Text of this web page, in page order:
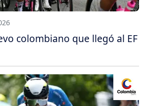
colombiano que llegó al EF